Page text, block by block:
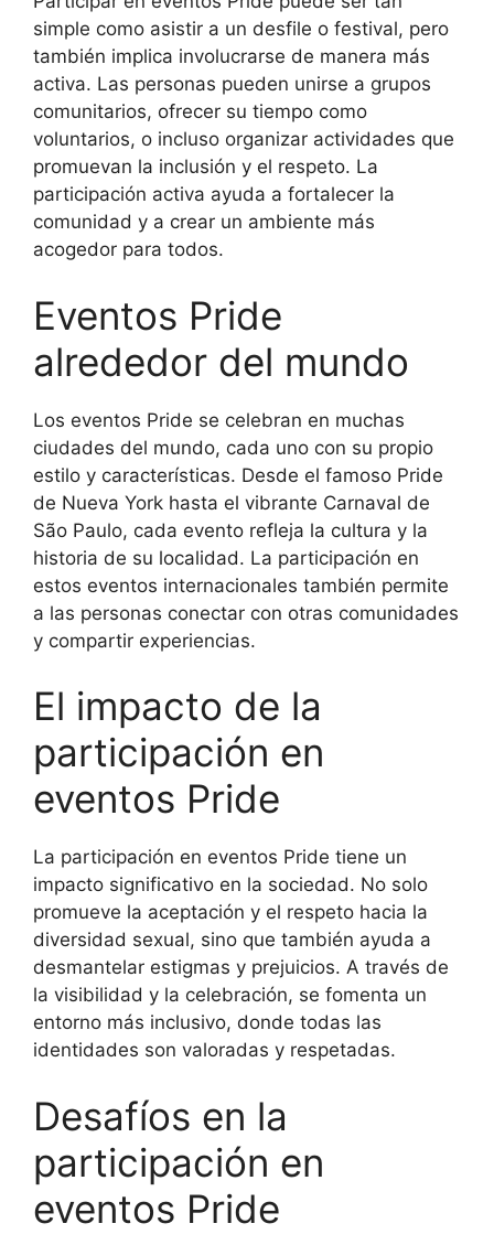
simple como asistir a un desfile o festival, pero
también implica involucrarse de manera más
activa. Las personas pueden unirse a grupos
comunitarios, ofrecer su tiempo como
voluntarios, o incluso organizar actividades que
promuevan la inclusión y el respeto. La
participación activa ayuda a fortalecer la
comunidad y a crear un ambiente más
acogedor para todos.
Eventos Pride
alrededor del mundo
Los eventos Pride se celebran en muchas
ciudades del mundo, cada uno con su propio
estilo y características. Desde el famoso Pride
de Nueva York hasta el vibrante Carnaval de
São Paulo, cada evento refleja la cultura y la
historia de su localidad. La participación en
estos eventos internacionales también permite
a las personas conectar con otras comunidades
y compartir experiencias.
El impacto de la
participación en
eventos Pride
La participación en eventos Pride tiene un
impacto significativo en la sociedad. No solo
promueve la aceptación y el respeto hacia la
diversidad sexual, sino que también ayuda a
desmantelar estigmas y prejuicios. A través de
la visibilidad y la celebración, se fomenta un
entorno más inclusivo, donde todas las
identidades son valoradas y respetadas.
Desafíos en la
participación en
eventos Pride